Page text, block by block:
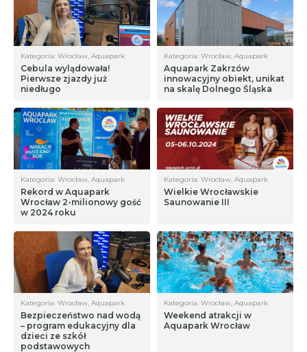
Kategoria: Wrocław, Aquapark
Cebula wylądowała!
Pierwsze zjazdy już
niedługo
Kategoria: Wrocław, Aquapark
Aquapark Zakrzów
innowacyjny obiekt, unikat
na skalę Dolnego Śląska
Kategoria: Wrocław, Aquapark
Rekord w Aquapark
Wrocław 2-milionowy gość
w 2024 roku
Kategoria: Wrocław, Aquapark
Wielkie Wrocławskie
Saunowanie III
Kategoria: Wrocław, Aquapark
Bezpieczeństwo nad wodą
– program edukacyjny dla
dzieci ze szkół
podstawowych
Kategoria: Wrocław, Aquapark
Weekend atrakcji w
Aquapark Wrocław